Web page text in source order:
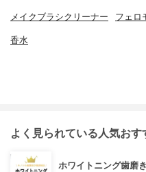
メイクブラシクリーナー フェロ
香水
よく見られている人気おす
ホワイトニング歯磨